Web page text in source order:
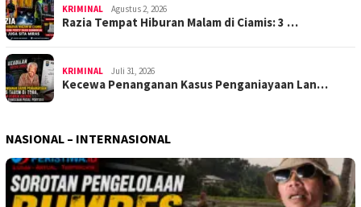
KRIMINAL Agustus 2, 2026
Razia Tempat Hiburan Malam di Ciamis: 3 …
KRIMINAL Juli 31, 2026
Kecewa Penanganan Kasus Penganiayaan Lan…
NASIONAL – INTERNASIONAL